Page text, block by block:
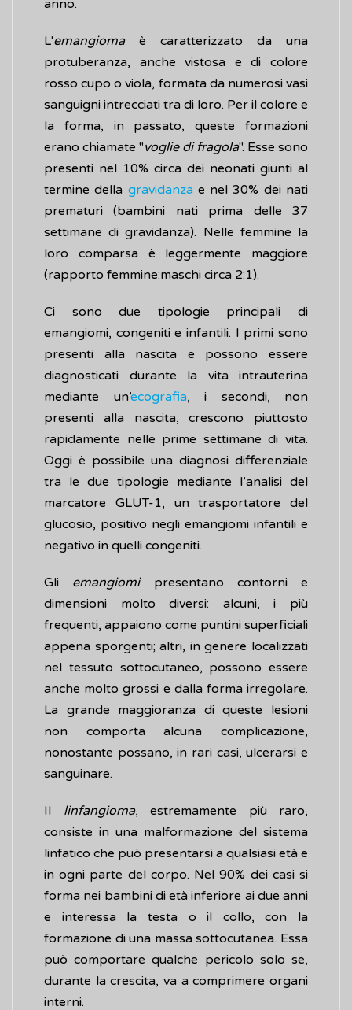
anno.
L'emangiomaè caratterizzato da una
protuberanza, anche vistosa e di colore
rosso cupo o viola, formata da numerosi vasi
sanguigni intrecciati tra di loro. Per il colore e
la forma, in passato, queste formazioni
erano chiamate "voglie di fragola". Esse sono
presenti nel 10% circa dei neonati giunti al
termine della gravidanza e nel 30% dei nati
prematuri (bambini nati prima delle 37
settimane di gravidanza). Nelle femmine la
loro comparsa è leggermente maggiore
(rapporto femmine:maschi circa 2:1).
Ci sono due tipologie principali di
emangiomi, congeniti e infantili. I primi sono
presenti alla nascita e possono essere
diagnosticati durante la vita intrauterina
mediante un’ecografia, i secondi, non
presenti alla nascita, crescono piuttosto
rapidamente nelle prime settimane di vita.
Oggi è possibile una diagnosi differenziale
tra le due tipologie mediante l’analisi del
marcatore GLUT-1, un trasportatore del
glucosio, positivo negli emangiomi infantili e
negativo in quelli congeniti.
Gli emangiomipresentano contorni e
dimensioni molto diversi: alcuni, i più
frequenti, appaiono come puntini superficiali
appena sporgenti; altri, in genere localizzati
nel tessuto sottocutaneo, possono essere
anche molto grossi e dalla forma irregolare.
La grande maggioranza di queste lesioni
non comporta alcuna complicazione,
nonostante possano, in rari casi, ulcerarsi e
sanguinare.
Il linfangioma, estremamente più raro,
consiste in una malformazione del sistema
linfatico che può presentarsi a qualsiasi età e
in ogni parte del corpo. Nel 90% dei casi si
forma nei bambini di età inferiore ai due anni
e interessa la testa o il collo, con la
formazione di una massa sottocutanea. Essa
può comportare qualche pericolo solo se,
durante la crescita, va a comprimere organi
interni.